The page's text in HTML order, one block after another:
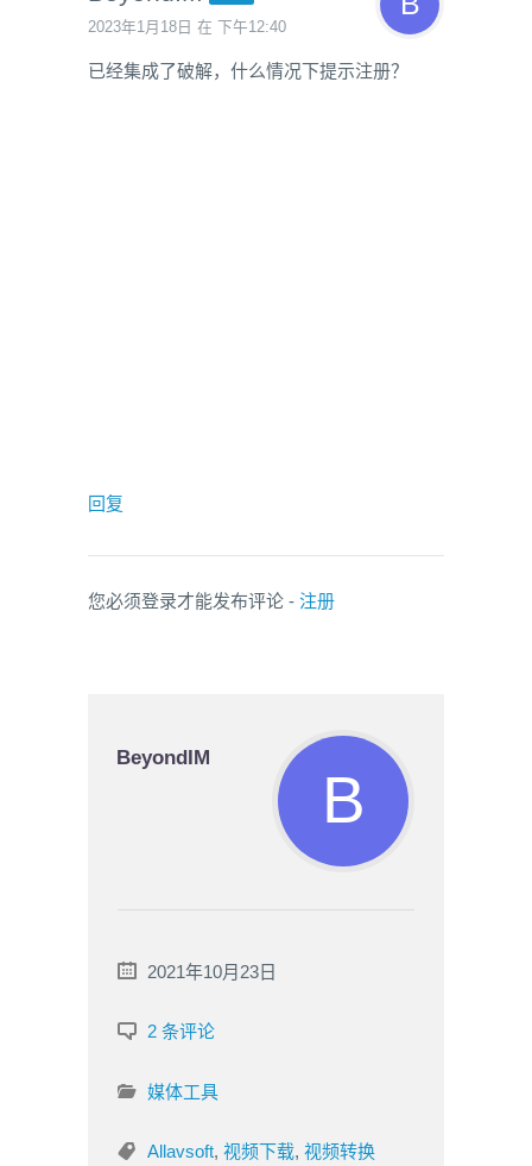
2023年1月18日 在 下午12:40
已经集成了破解，什么情况下提示注册？
回复
您必须登录才能发布评论 - 注册
BeyondIM
2021年10月23日
2 条评论
媒体工具
Allavsoft, 视频下载, 视频转换